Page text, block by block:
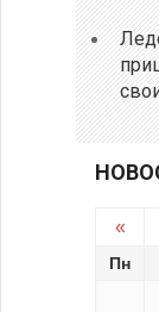
«
Пн